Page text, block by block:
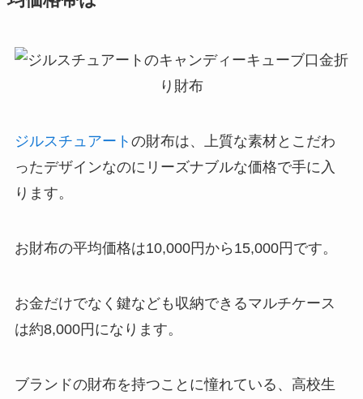
ジルスチュアート の財布は、上質な素材とこだわ
ったデザインなのにリーズナブルな価格で手に入
ります。
お財布の平均価格は10,000円から15,000円です。
お金だけでなく鍵なども収納できるマルチケース
は約8,000円になります。
ブランドの財布を持つことに憧れている、高校生